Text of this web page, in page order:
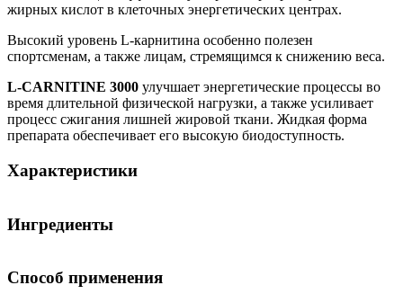
жирных кислот в клеточных энергетических центрах.
Высокий уровень L-карнитина особенно полезен
спортсменам, а также лицам, стремящимся к снижению веса.
L-CARNITINE 3000 улучшает энергетические процессы во
время длительной физической нагрузки, а также усиливает
процесс сжигания лишней жировой ткани. Жидкая форма
препарата обеспечивает его высокую биодоступность.
Характеристики
40
Цель:
Похудение
Ингредиенты
Состав:
Способ применения